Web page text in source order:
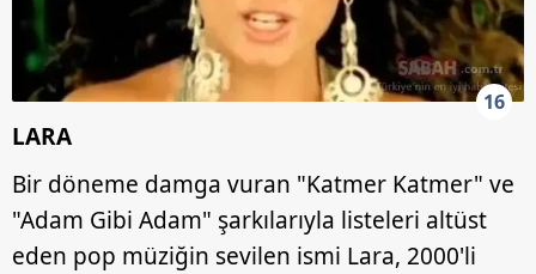
16
LARA
Bir döneme damga vuran "Katmer Katmer" ve
"Adam Gibi Adam" şarkılarıyla listeleri altüst
eden pop müziğin sevilen ismi Lara, 2000'li